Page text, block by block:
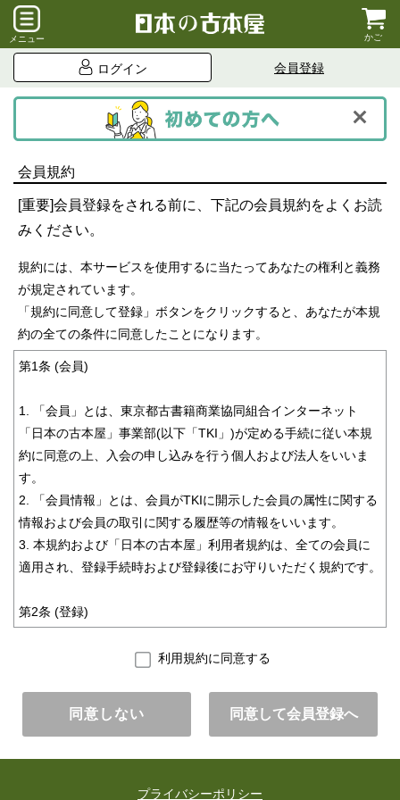
メニュー かご
ログイン 会員登録
会員規約
[重要]会員登録をされる前に、下記の会員規約をよくお読
みください。
規約には、本サービスを使用するに当たってあなたの権利と義務
が規定されています。
「規約に同意して登録」ボタンをクリックすると、あなたが本規
約の全ての条件に同意したことになります。
第1条 (会員)
1. 「会員」とは、東京都古書籍商業協同組合インターネット
「日本の古本屋」事業部(以下「TKI」)が定める手続に従い本規
約に同意の上、入会の申し込みを行う個人および法人をいいま
す。
2. 「会員情報」とは、会員がTKIに開示した会員の属性に関する
情報および会員の取引に関する履歴等の情報をいいます。
3. 本規約および「日本の古本屋」利用者規約は、全ての会員に
適用され、登録手続時および登録後にお守りいただく規約です。
第2条 (登録)
は、会員となるご本人が行ってください。代理による登録は一切
利用規約に同意する
同意しない
プライバシーポリシー